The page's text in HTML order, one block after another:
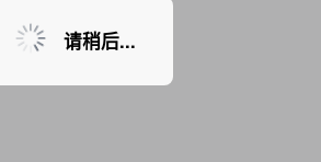
暂无课程，敬请期待
请稍后...